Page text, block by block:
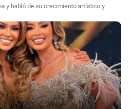
y habló de su crecimiento artístico y